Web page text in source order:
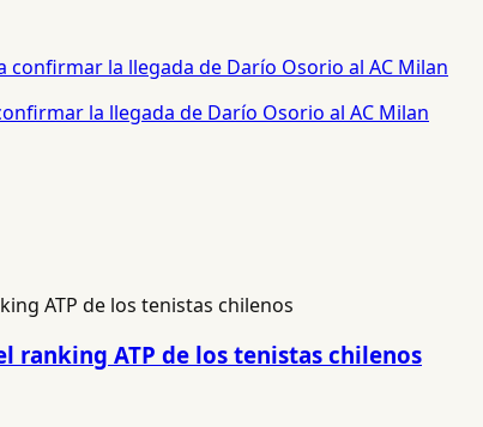
la llegada de Darío Osorio al AC Milan
ranking ATP de los tenistas chilenos